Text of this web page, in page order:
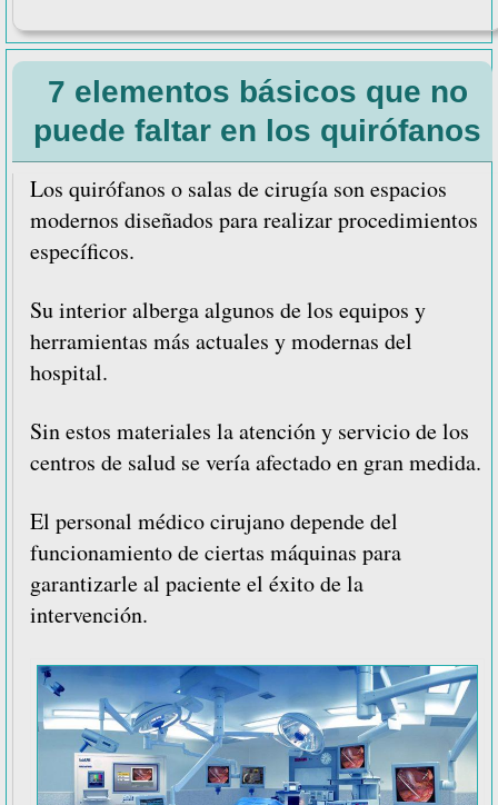
Características
de
las
consolas
para
encamados
7 elementos básicos que no
puede faltar en los quirófanos
Los quirófanos o salas de cirugía son espacios
modernos diseñados para realizar procedimientos
específicos.
Su interior alberga algunos de los equipos y
herramientas más actuales y modernas del
hospital.
Sin estos materiales la atención y servicio de los
centros de salud se vería afectado en gran medida.
El personal médico cirujano depende del
funcionamiento de ciertas máquinas para
garantizarle al paciente el éxito de la
intervención.